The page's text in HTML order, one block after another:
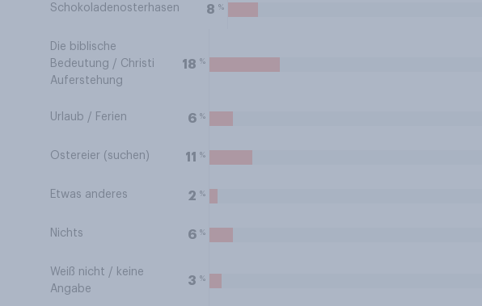
Schokoladenosterhasen 8 %
Die biblische
Bedeutung / Christi
Auferstehung
18 %
Urlaub / Ferien 6 %
Ostereier (suchen) 11 %
Etwas anderes 2 %
Nichts 6 %
Weiß nicht / keine
Angabe
3 %